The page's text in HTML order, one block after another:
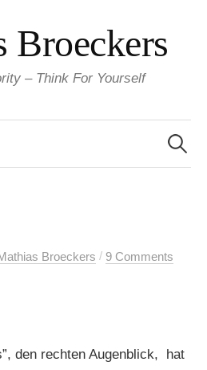
Broeckers
– Think For Yourself
for:
Broeckers / 9 Comments
den rechten Augenblick, hat